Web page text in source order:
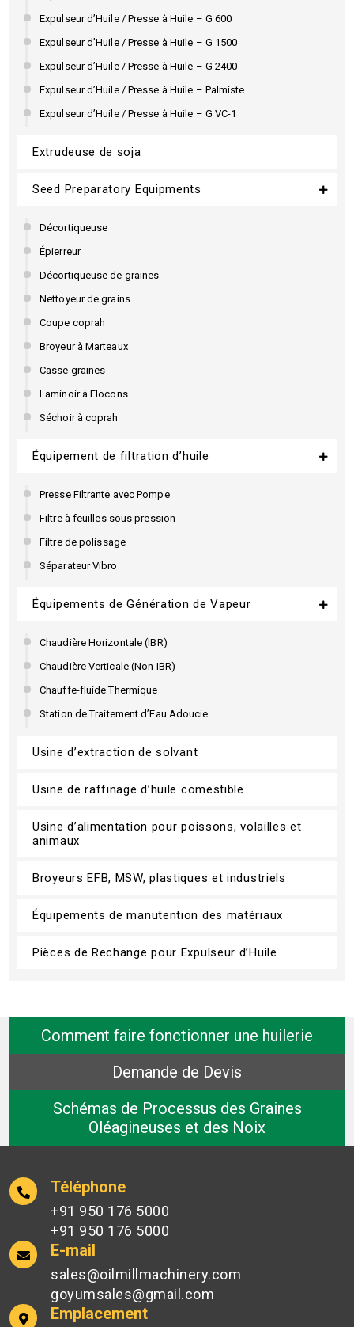
Expulseur d’Huile / Presse à Huile – G 600
Expulseur d’Huile / Presse à Huile – G 1500
Expulseur d’Huile / Presse à Huile – G 2400
Expulseur d’Huile / Presse à Huile – Palmiste
Expulseur d’Huile / Presse à Huile – G VC-1
Extrudeuse de soja
Seed Preparatory Equipments
Décortiqueuse
Épierreur
Décortiqueuse de graines
Nettoyeur de grains
Coupe coprah
Broyeur à Marteaux
Casse graines
Laminoir à Flocons
Séchoir à coprah
Équipement de filtration d’huile
Presse Filtrante avec Pompe
Filtre à feuilles sous pression
Filtre de polissage
Séparateur Vibro
Équipements de Génération de Vapeur
Chaudière Horizontale (IBR)
Chaudière Verticale (Non IBR)
Chauffe-fluide Thermique
Station de Traitement d’Eau Adoucie
Usine d’extraction de solvant
Usine de raffinage d’huile comestible
Usine d’alimentation pour poissons, volailles et
animaux
Broyeurs EFB, MSW, plastiques et industriels
Équipements de manutention des matériaux
Pièces de Rechange pour Expulseur d’Huile
Comment faire fonctionner une huilerie
Demande de Devis
Schémas de Processus des Graines
Oléagineuses et des Noix
Téléphone
+91 950 176 5000
+91 950 176 5000
E-mail
sales@oilmillmachinery.com
goyumsales@gmail.com
Emplacement